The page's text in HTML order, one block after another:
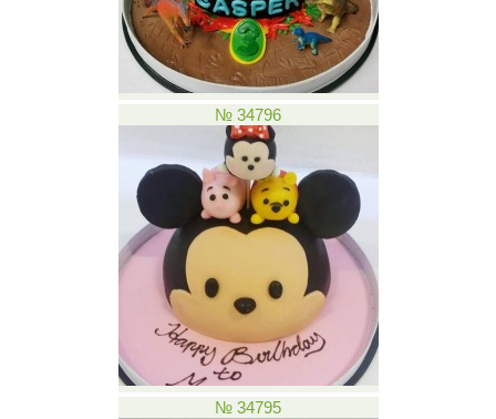
№ 34796
№ 34795